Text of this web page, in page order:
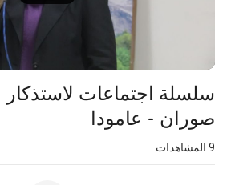
⁣سلسلة اجتماعات لاستذكار
صوران - عامودا
المشاهدات